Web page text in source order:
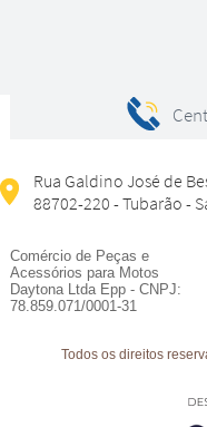
Rua Galdino José de
88702-220 - Tubarão -
Comércio de Peças e
Acessórios para Motos
Daytona Ltda Epp - CNPJ:
78.859.071/0001-31
Todos os direitos